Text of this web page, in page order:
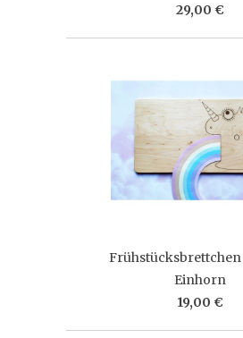
29,00 €
Frühstücksbrettchen
Einhorn
19,00 €